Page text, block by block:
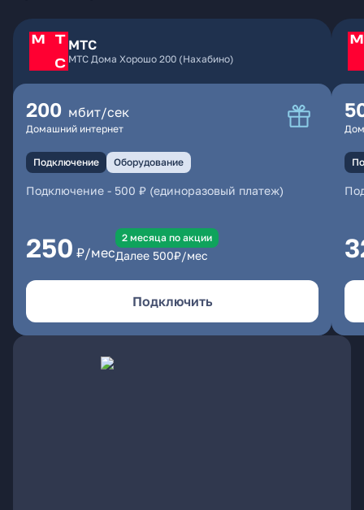
МТС
МТС Дома Хорошо 200 (Нахабино)
200 мбит/сек
Домашний интернет
Подключение Оборудование
Подключение - 500 ₽ (единоразовый платеж)
250 ₽/мес
2 месяцa по акции
Далее 500₽/мес
Подключить